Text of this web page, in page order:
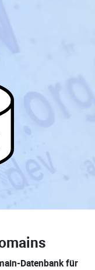
Datenbank für